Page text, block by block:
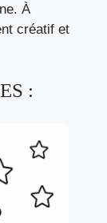
À
créatif et
: